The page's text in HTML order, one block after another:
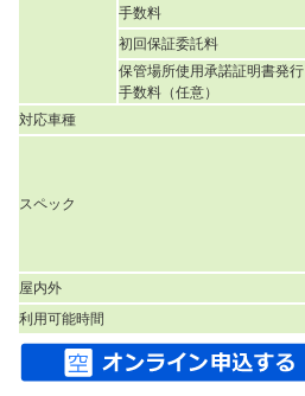
手数料
初回保証委託料
保管場所使用承諾証明書発行
手数料（任意）
対応車種
スペック
屋内外
利用可能時間